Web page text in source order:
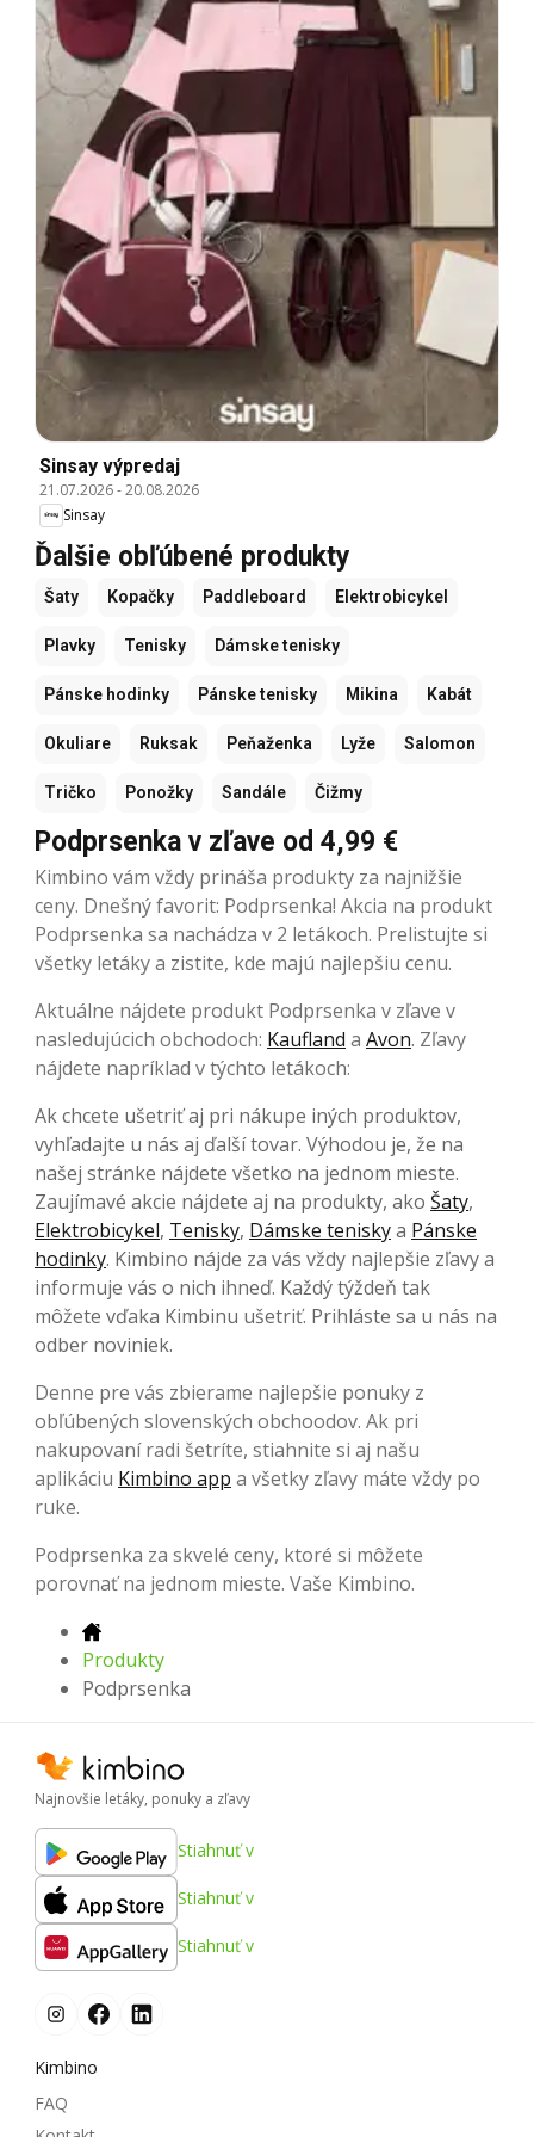
Sinsay výpredaj
21.07.2026-20.08.2026
Sinsay
Ďalšie obľúbené produkty
Šaty Kopačky Paddleboard Elektrobicykel
Plavky Tenisky Dámske tenisky
Pánske hodinky Pánske tenisky Mikina Kabát
Okuliare Ruksak Peňaženka Lyže Salomon
Tričko Ponožky Sandále Čižmy
Podprsenka v zľave od 4,99 €
Kimbino vám vždy prináša produkty za najnižšie
ceny. Dnešný favorit: Podprsenka! Akcia na produkt
Podprsenka sa nachádza v 2 letákoch. Prelistujte si
všetky letáky a zistite, kde majú najlepšiu cenu.
Aktuálne nájdete produkt Podprsenka v zľave v
nasledujúcich obchodoch: Kaufland a Avon. Zľavy
nájdete napríklad v týchto letákoch:
Ak chcete ušetriť aj pri nákupe iných produktov,
vyhľadajte u nás aj ďalší tovar. Výhodou je, že na
našej stránke nájdete všetko na jednom mieste.
Zaujímavé akcie nájdete aj na produkty, ako Šaty,
Elektrobicykel, Tenisky, Dámske teniskya Pánske
hodinky. Kimbino nájde za vás vždy najlepšie zľavy a
informuje vás o nich ihneď. Každý týždeň tak
môžete vďaka Kimbinu ušetriť. Prihláste sa u nás na
odber noviniek.
Denne pre vás zbierame najlepšie ponuky z
obľúbených slovenských obchoodov. Ak pri
nakupovaní radi šetríte, stiahnite si aj našu
aplikáciu Kimbino app a všetky zľavy máte vždy po
ruke.
Podprsenka za skvelé ceny, ktoré si môžete
porovnať na jednom mieste. Vaše Kimbino.
Produkty
Podprsenka
Najnovšie letáky, ponuky a zľavy
Stiahnuť v
Stiahnuť v
Stiahnuť v
Kimbino
FAQ